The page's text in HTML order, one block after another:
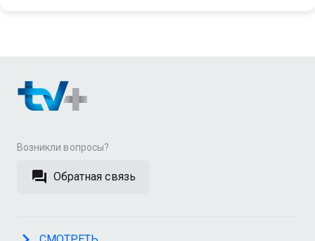
Возникли вопросы?
Обратная связь